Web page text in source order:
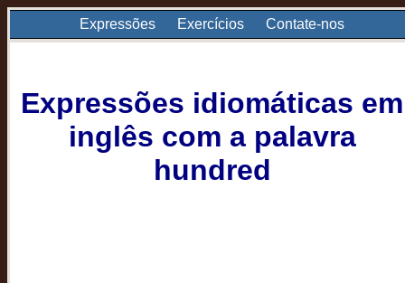
Expressões Exercícios Contate-nos
Expressões idiomáticas em
inglês com a palavra
hundred